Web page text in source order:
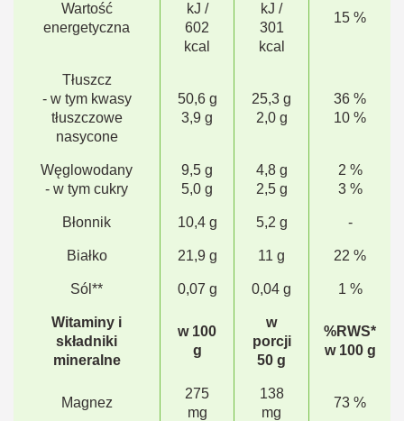
Wartość
energetyczna
kJ /
602
kcal
kJ /
301
kcal
15 %
Tłuszcz
- w tym kwasy
tłuszczowe
nasycone
50,6 g
3,9 g
25,3 g
2,0 g
36 %
10 %
Węglowodany
- w tym cukry
9,5 g
5,0 g
4,8 g
2,5 g
2 %
3 %
Błonnik 10,4 g 5,2 g -
Białko 21,9 g 11 g 22 %
Sól** 0,07 g 0,04 g 1 %
Witaminy i
składniki
mineralne
w 100
g
w
porcji
50 g
%RWS*
w 100 g
Magnez
275
mg
138
mg
73 %